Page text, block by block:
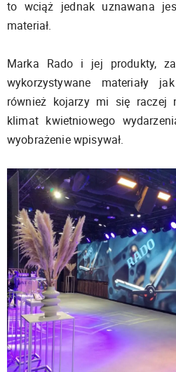
to wciąż jednak uznawana
materiał.
Marka Rado i jej produkty,
wykorzystywane materiały
również kojarzy mi się raczej
klimat kwietniowego
wyobrażenie wpisywał.